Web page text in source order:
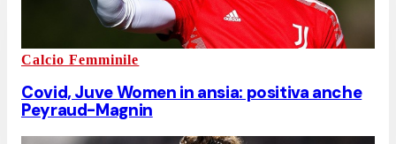
Calcio Femminile
Covid, Juve Women in ansia: positiva anche
Peyraud-Magnin